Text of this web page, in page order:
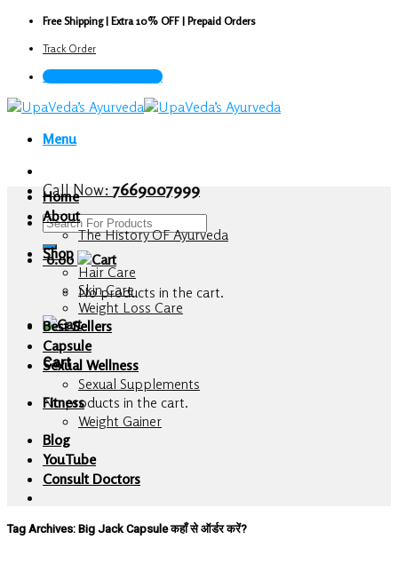
Skip
content
Free Shipping | Extra 10% OFF | Prepaid Orders
Track Order
Call Now : 7669007999
Menu
Call Now:7669007999
Search
for:
0.00
No products in the cart.
Cart
No products in the cart.
Home
About
The History OF Ayurveda
Shop
Hair Care
Skin Care
Weight Loss Care
Best Sellers
Capsule
Sexual Wellness
Sexual Supplements
Fitness
Weight Gainer
Blog
YouTube
Consult Doctors
Tag Archives:Big Jack Capsule कहाँ से ऑर्डर करें?